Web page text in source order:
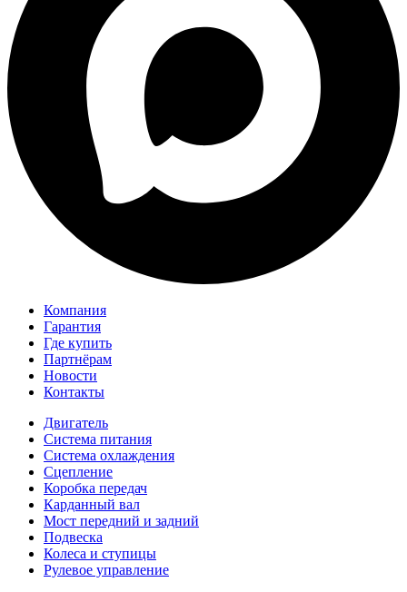
Компания
Гарантия
Где купить
Партнёрам
Новости
Контакты
Двигатель
Система питания
Система охлаждения
Сцепление
Коробка передач
Карданный вал
Мост передний и задний
Подвеска
Колеса и ступицы
Рулевое управление